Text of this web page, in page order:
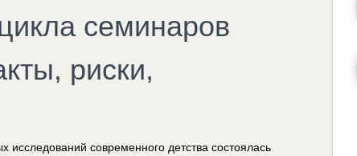
семинаров
риски,
современного детства состоялась